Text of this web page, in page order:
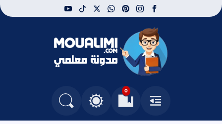
facebook
instagram
pinterest
whatsapp
x
tiktok
youtube
مدونة معلمي
القائمة
0
العلامات المرجعيةالتغيير بين الوضع النهاري والداكن
البحث في المدونة